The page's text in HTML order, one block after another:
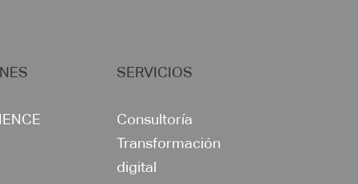
SERVICIOS
Consultoría
Transformación
digital